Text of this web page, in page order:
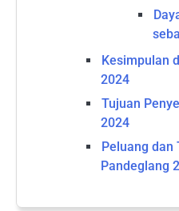
Kesimpulan
2024
Tujuan
2024
Peluang dan
Pandeglang